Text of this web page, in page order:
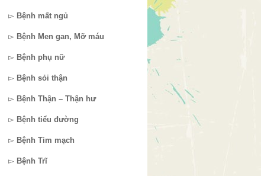
▻ Bệnh mất ngủ
▻ Bệnh Men gan, Mỡ máu
▻ Bệnh phụ nữ
▻ Bệnh sỏi thận
▻ Bệnh Thận – Thận hư
▻ Bệnh tiểu đường
▻ Bệnh Tim mạch
▻ Bệnh Trĩ